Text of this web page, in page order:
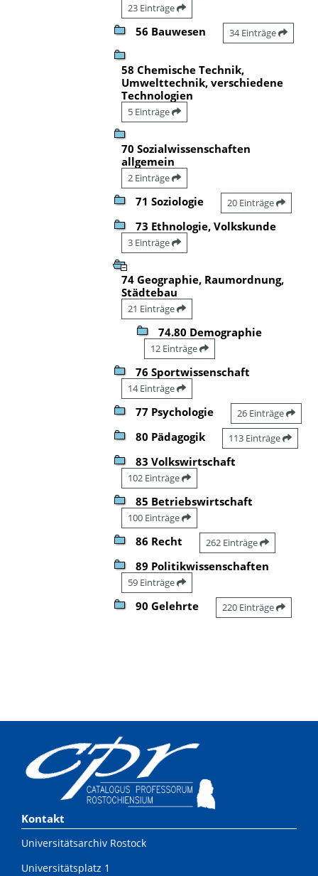
23 Einträge
56 Bauwesen 34 Einträge
58 Chemische Technik,
Umwelttechnik, verschiedene
Technologien
5 Einträge
70 Sozialwissenschaften
allgemein
2 Einträge
71 Soziologie 20 Einträge
73 Ethnologie, Volkskunde
3 Einträge
74 Geographie, Raumordnung,
Städtebau
21 Einträge
74.80 Demographie
12 Einträge
76 Sportwissenschaft
14 Einträge
77 Psychologie 26 Einträge
80 Pädagogik 113 Einträge
83 Volkswirtschaft
102 Einträge
85 Betriebswirtschaft
100 Einträge
86 Recht 262 Einträge
89 Politikwissenschaften
59 Einträge
90 Gelehrte 220 Einträge
Kontakt
Universitätsarchiv Rostock
Universitätsplatz 1